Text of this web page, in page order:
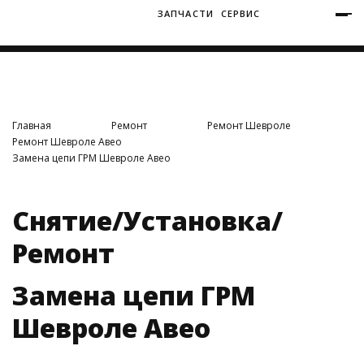
ЗАПЧАСТИ СЕРВИС
Главная Ремонт
Ремонт Шевроле
Ремонт Шевроле Авео
Замена цепи ГРМ Шевроле Авео
Снятие/Установка/
Ремонт
Замена цепи ГРМ
Шевроле Авео